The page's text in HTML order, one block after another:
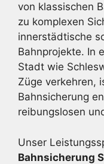
von klassischen
zu komplexen
innerstädtische
Bahnprojekte. In
Stadt wie
Züge verkehren,
Bahnsicherung
reibungslosen
Unser
Bahnsicherung